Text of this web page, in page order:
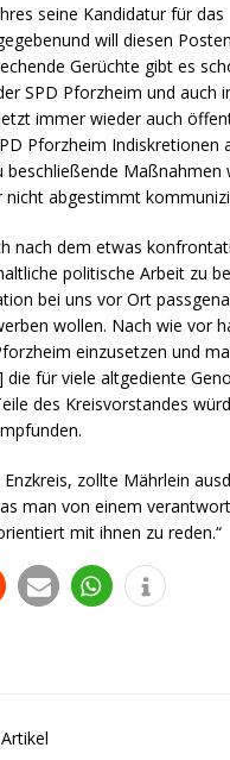
seine Kandidatur für das
will diesen
Gerüchte gibt es
SPD Pforzheim und auch
immer wieder auch
Pforzheim Indiskretionen
Maßnahmen
abgestimmt
nach dem etwas
politische Arbeit zu
bei uns vor Ort
wollen. Nach wie vor
einzusetzen und
die für viele altgediente
des Kreisvorstandes
zollte Mährlein
man von einem
mit ihnen zu reden.“